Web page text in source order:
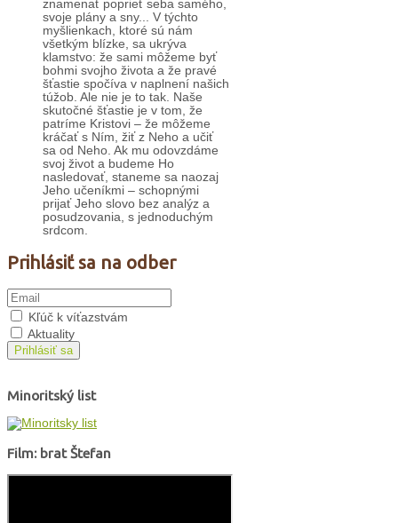
znamenať poprieť seba samého,
svoje plány a sny... V týchto
myšlienkach, ktoré sú nám
všetkým blízke, sa ukrýva
klamstvo: že sami môžeme byť
bohmi svojho života a že pravé
šťastie spočíva v naplnení našich
túžob. Ale nie je to tak. Naše
skutočné šťastie je v tom, že
patríme Kristovi – že môžeme
kráčať s Ním, žiť z Neho a učiť
sa od Neho. Ak mu odovzdáme
svoj život a budeme Ho
nasledovať, staneme sa naozaj
Jeho učeníkmi – schopnými
prijať Jeho slovo bez analýz a
posudzovania, s jednoduchým
srdcom.
Prihlásiť sa na odber
Kľúč k víťazstvám
Aktuality
Prihlásiť sa
Minoritský list
Film: brat Štefan